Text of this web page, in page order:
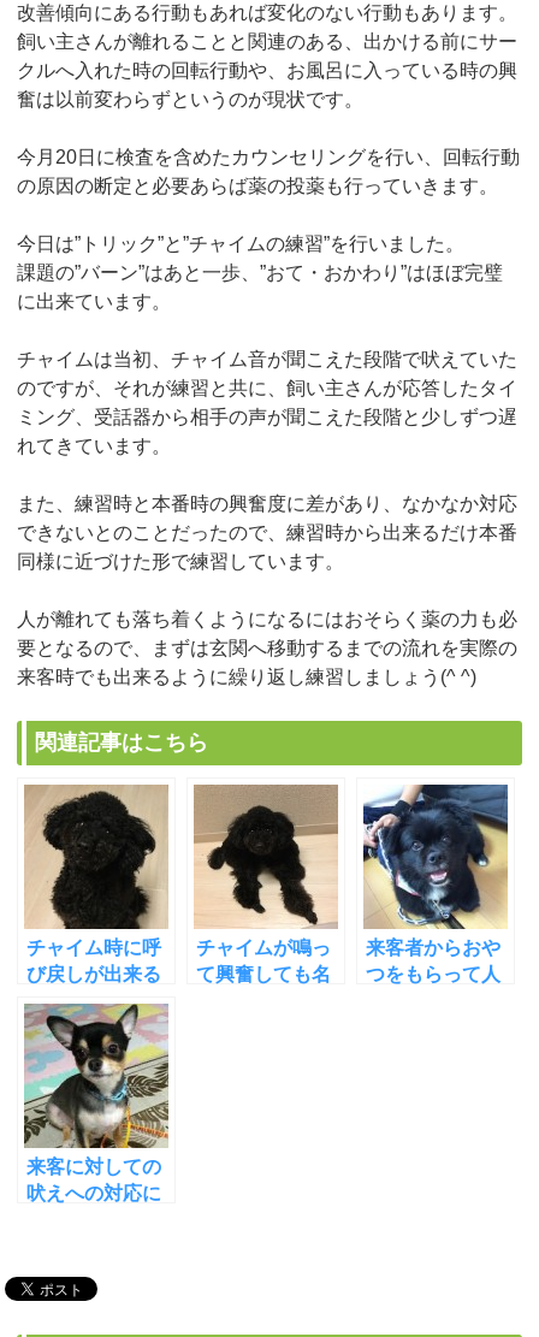
改善傾向にある行動もあれば変化のない行動もあります。
飼い主さんが離れることと関連のある、出かける前にサー
クルへ入れた時の回転行動や、お風呂に入っている時の興
奮は以前変わらずというのが現状です。
今月20日に検査を含めたカウンセリングを行い、回転行動
の原因の断定と必要あらば薬の投薬も行っていきます。
今日は”トリック”と”チャイムの練習”を行いました。
課題の”バーン”はあと一歩、”おて・おかわり”はほぼ完璧
に出来ています。
チャイムは当初、チャイム音が聞こえた段階で吠えていた
のですが、それが練習と共に、飼い主さんが応答したタイ
ミング、受話器から相手の声が聞こえた段階と少しずつ遅
れてきています。
また、練習時と本番時の興奮度に差があり、なかなか対応
できないとのことだったので、練習時から出来るだけ本番
同様に近づけた形で練習しています。
人が離れても落ち着くようになるにはおそらく薬の力も必
要となるので、まずは玄関へ移動するまでの流れを実際の
来客時でも出来るように繰り返し練習しましょう(^ ^)
関連記事はこちら
チャイム時に呼
び戻しが出来る
ようになってき
ました！
チャイムが鳴っ
て興奮しても名
来客者からおや
つをもらって人
来客に対しての
吠えへの対応に